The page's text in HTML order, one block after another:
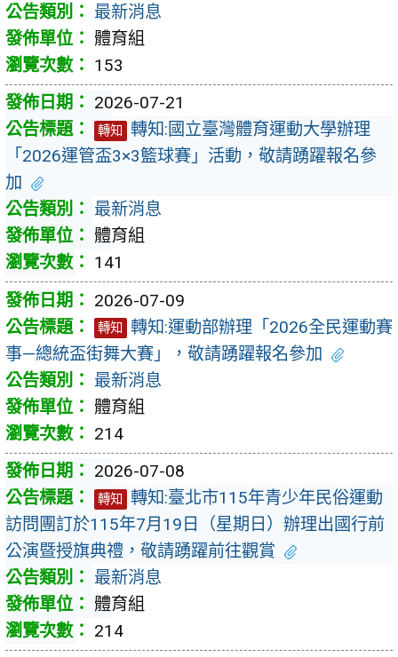
最新消息
體育組
153
2026-07-21
轉知
轉知:國立臺灣體育運動大學辦理
「2026運管盃3×3籃球賽」活動，敬請踴躍報名參
加
最新消息
體育組
141
2026-07-09
轉知
轉知:運動部辦理「2026全民運動賽
事—總統盃街舞大賽」，敬請踴躍報名參加
最新消息
體育組
214
2026-07-08
轉知
轉知:臺北市115年青少年民俗運動
訪問團訂於115年7月19日（星期日）辦理出國行前
公演暨授旗典禮，敬請踴躍前往觀賞
最新消息
體育組
214